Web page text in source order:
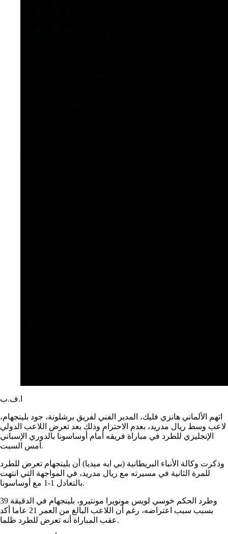
ا.ف.ب
اتهم الألماني هانزي فليك، المدير الفني لفريق برشلونة، جود بلينجهام،
لاعب وسط ريال مدريد، بعدم الاحترام وذلك بعد تعرض اللاعب الدولي
الإنجليزي للطرد في مباراة فريقه أمام أوساسونا بالدوري الإسباني
أمس السبت.
وذكرت وكالة الأنباء البريطانية (بي ايه ميديا) أن بلينجهام تعرض للطرد
للمرة الثانية في مسيرته مع ريال مدريد، في المواجهة التي انتهت
بالتعادل 1-1 مع أوساسونا.
وطرد الحكم خوسي لويس مونويرا مونتيرو، بلينجهام في الدقيقة 39
بسبب سبب اعتراضه، رغم أن اللاعب البالغ من العمر 21 عاما أكد
عقب المباراة أنه تعرض للطرد ظلما.